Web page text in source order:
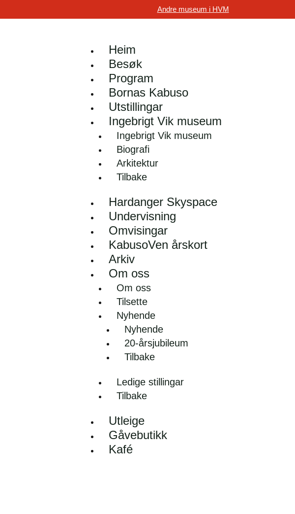
Andre museum i HVM
Heim
Besøk
Program
Bornas Kabuso
Utstillingar
Ingebrigt Vik museum
Ingebrigt Vik museum
Biografi
Arkitektur
Tilbake
Hardanger Skyspace
Undervisning
Omvisingar
KabusoVen årskort
Arkiv
Om oss
Om oss
Tilsette
Nyhende
Nyhende
20-årsjubileum
Tilbake
Ledige stillingar
Tilbake
Utleige
Gåvebutikk
Kafé